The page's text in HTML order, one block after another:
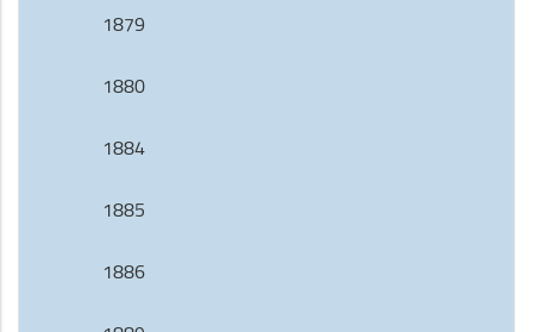
1879
1880
1884
1885
1886